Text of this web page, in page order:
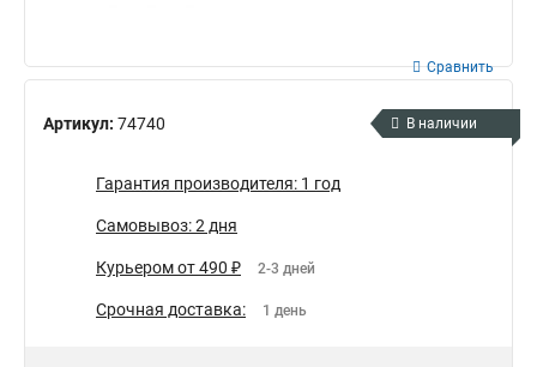
Артикул: 74740
Сравнить
В наличии
Гарантия производителя: 1 год
Самовывоз: 2 дня
Курьером от 490 ₽ 2-3 дней
Срочная доставка: 1 день